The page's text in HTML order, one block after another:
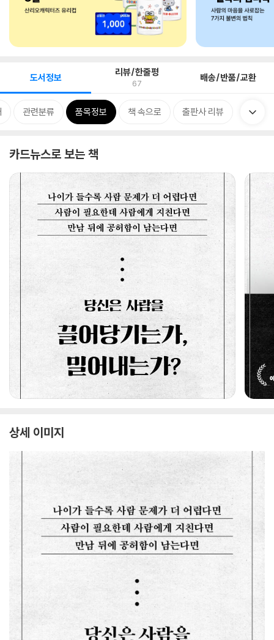
도서정보 리뷰/한줄평
67 배송/반품/교환
관련분류 품목정보 책 속으로 출판사 리뷰
카드뉴스로 보는 책
상세 이미지